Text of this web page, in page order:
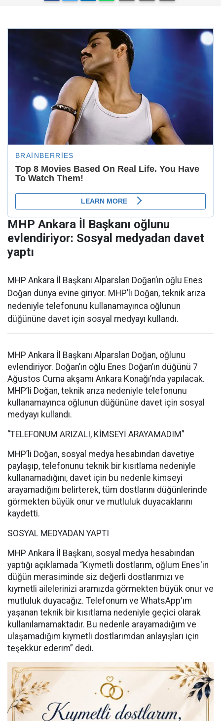
MHP Ankara İl Başkanı oğlunu
evlendiriyor: Sosyal medyadan davet
yaptı
MHP Ankara İl Başkanı Alparslan Doğan’ın oğlu Enes
Doğan dünya evine giriyor. MHP’li Doğan, teknik arıza
nedeniyle telefonunu kullanamayınca oğlunun
düğününe davet için sosyal medyayı kullandı.
MHP Ankara İl Başkanı Alparslan Doğan, oğlunu
evlendiriyor. Doğan’ın oğlu Enes Doğan’ın düğünü 7
Ağustos Cuma akşamı Ankara Konağı’nda yapılacak.
MHP’li Doğan, teknik arıza nedeniyle telefonunu
kullanamayınca oğlunun düğününe davet için sosyal
medyayı kullandı.
“TELEFONUM ARIZALI, KİMSEYİ ARAYAMADIM”
MHP’li Doğan, sosyal medya hesabından davetiye
paylaşıp, telefonunu teknik bir kısıtlama nedeniyle
kullanamadığını, davet için bu nedenle kimseyi
arayamadığını belirterek, tüm dostlarını düğünlerinde
görmekten büyük onur ve mutluluk duyacaklarını
kaydetti.
SOSYAL MEDYADAN YAPTI
MHP Ankara İl Başkanı, sosyal medya hesabından
yaptığı açıklamada “Kıymetli dostlarım, oğlum Enes'in
düğün merasiminde siz değerli dostlarımızı ve
kıymetli ailelerinizi aramızda görmekten büyük onur ve
mutluluk duyacağız. Telefonum ve WhatsApp'ım
yaşanan teknik bir kısıtlama nedeniyle geçici olarak
kullanılamamaktadır. Bu nedenle arayamadığım ve
ulaşamadığım kıymetli dostlarımdan anlayışları için
teşekkür ederim” dedi.